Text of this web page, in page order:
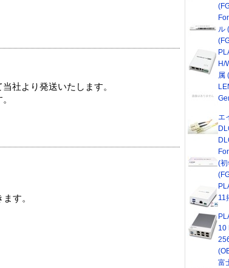
社より発送いたします。
す。
ル
H/
属
エ
(
11
10
富